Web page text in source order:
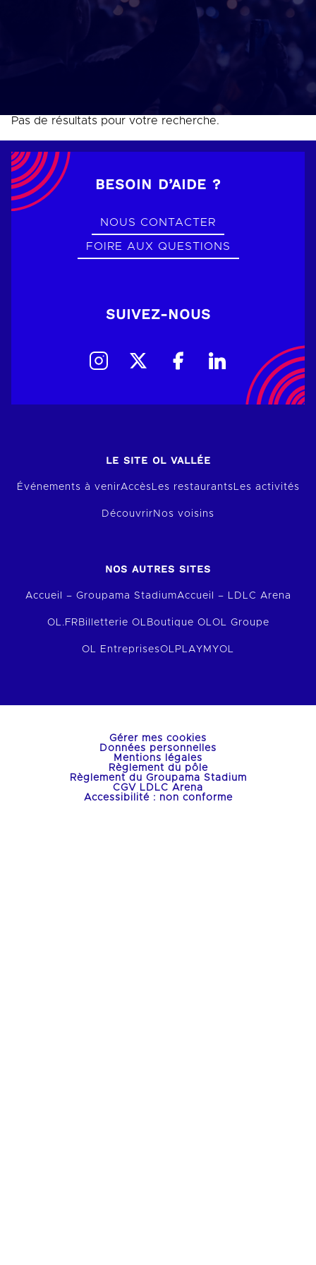
Pas de résultats pour votre recherche.
BESOIN D’AIDE ?
NOUS CONTACTER
FOIRE AUX QUESTIONS
SUIVEZ-NOUS
LE SITE OL VALLÉE
Événements à venirAccèsLes restaurantsLes activités
Découvrir Nos voisins
NOS AUTRES SITES
Accueil – Groupama StadiumAccueil – LDLC Arena
OL.FR Billetterie OL Boutique OLOL Groupe
OL EntreprisesOLPLAY MYOL
Gérer mes cookies
Données personnelles
Mentions légales
Règlement du pôle
Règlement du Groupama Stadium
CGV LDLC Arena
Accessibilité : non conforme